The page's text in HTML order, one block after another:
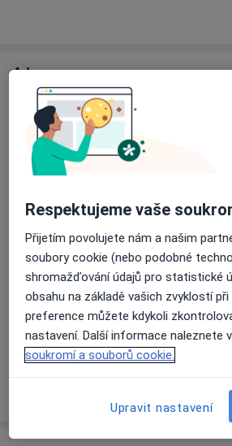
Adresa
stomatolog
Partyzánská 1524/4,
Dostupnost
Na této adrese online kalendář
Co mám v takové situaci udělat?
Způsoby platby (soukromé
Na teto adrese lékař přijímá
Detaily
o adrese
Respektujeme vaše
Přijetím povolujete nám a našim
soubory cookie (nebo podobné
shromažďování údajů pro statistické
obsahu na základě vašich zvyklostí při
preference můžete kdykoli
nastavení. Další informace naleznete v
soukromí a souborů cookie.
Upravit nastavení